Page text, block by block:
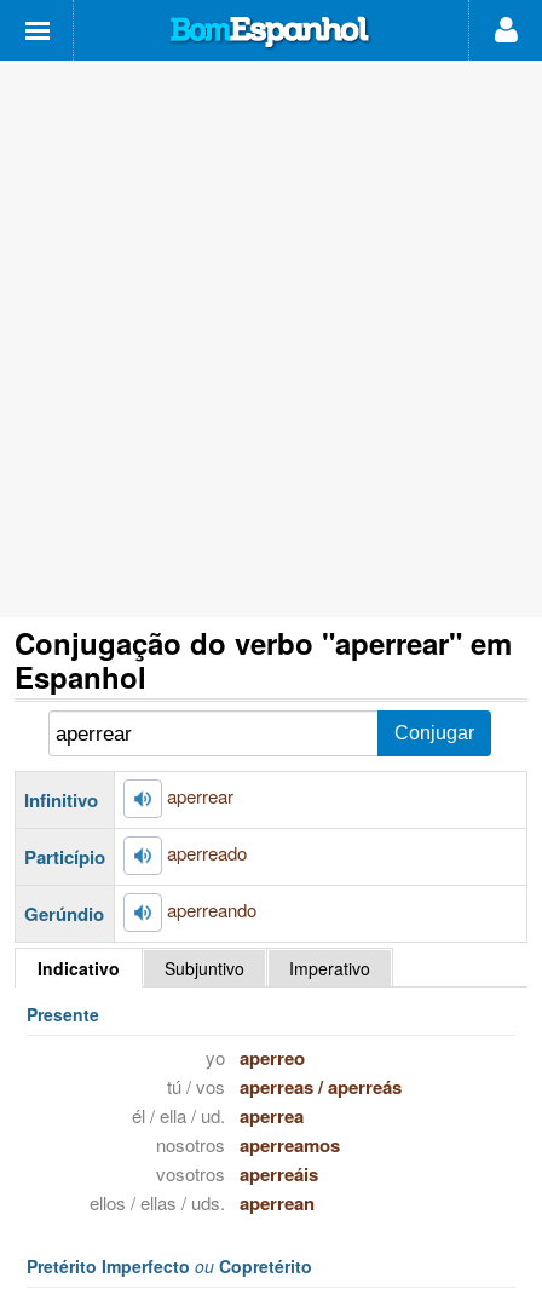
Conjugação do verbo "aperrear" em
Espanhol
Infinitivo aperrear
Particípio aperreado
Gerúndio aperreando
Indicativo Subjuntivo
Imperativo
Presente
yo aperreo
tú / vos aperreas/aperreás
él / ella / ud. aperrea
nosotros aperreamos
vosotros aperreáis
ellos / ellas / uds. aperrean
Pretérito Imperfecto ou Copretérito